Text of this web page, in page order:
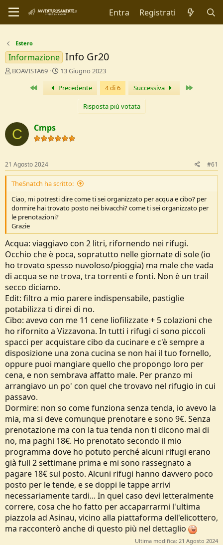
Entra Registrati
Estero
Informazione Info Gr20
C
r
e
D
c
u
s
s
i
o
n
e
BOAVISTA69
D
t
a
i
o
13 Giugno 2023
Primo Precedente 4 di 6 Successiva
Risposta più votata
C Cmps
21 Agosto 2024 #61
TheSnatch ha scritto:
Ciao, mi potresti dire come ti sei organizzato per acqua e cibo? per
dormire hai trovato posto nei bivacchi? come ti sei organizzato per
le prenotazioni?
Grazie
Acqua: viaggiavo con 2 litri, rifornendo nei rifugi.
Occhio che è poca, sopratutto nelle giornate di sole (io
ho trovato spesso nuvoloso/pioggia) ma male che vada
di acqua se ne trova, tra torrenti e fonti. Non è un trail
secco diciamo.
Edit: filtro a mio parere indispensabile, pastiglie
potabilizza ti direi di no.
Cibo: avevo con me 11 cene liofilizzate + 5 colazioni che
ho rifornito a Vizzavona. In tutti i rifugi ci sono piccoli
spacci per acquistare cibo da cucinare e c'è sempre a
disposizione una zona cucina se non hai il tuo fornello,
oppure puoi mangiare quello che propongo loro per
cena, e non sembrava affatto male. Per pranzo mi
arrangiavo un po' con quel che trovavo nel rifugio in cui
passavo.
Dormire: non so come funziona senza tenda, io avevo la
mia, ma si deve comunque prenotare e sono 9€. Senza
prenotazione ma con la tua tenda non ti dicono mai di
no, ma paghi 18€. Ho prenotato secondo il mio
programma dove ho potuto perché alcuni rifugi erano
già full 2 settimane prima e mi sono rassegnato a
pagare 18€ sul posto. Alcuni rifugi hanno davvero poco
posto per le tende, e se doppi le tappe arrivi
necessariamente tardi... In quel caso devi letteralmente
correre, cosa che ho fatto per accaparrarmi l'ultima
piazzola ad Asinau, vicino alla piattaforma dell'elicottero,
ma racconterò anche di questo più nel dettaglio
Ultima modifica: 21 Agosto 2024